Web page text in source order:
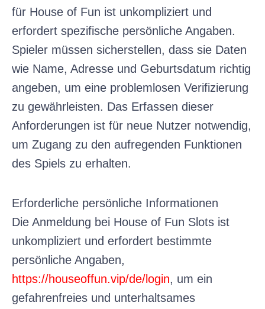
für House of Fun ist unkompliziert und
erfordert spezifische persönliche Angaben.
Spieler müssen sicherstellen, dass sie Daten
wie Name, Adresse und Geburtsdatum richtig
angeben, um eine problemlosen Verifizierung
zu gewährleisten. Das Erfassen dieser
Anforderungen ist für neue Nutzer notwendig,
um Zugang zu den aufregenden Funktionen
des Spiels zu erhalten.
Erforderliche persönliche Informationen
Die Anmeldung bei House of Fun Slots ist
unkompliziert und erfordert bestimmte
persönliche Angaben,
https://houseoffun.vip/de/login, um ein
gefahrenfreies und unterhaltsames